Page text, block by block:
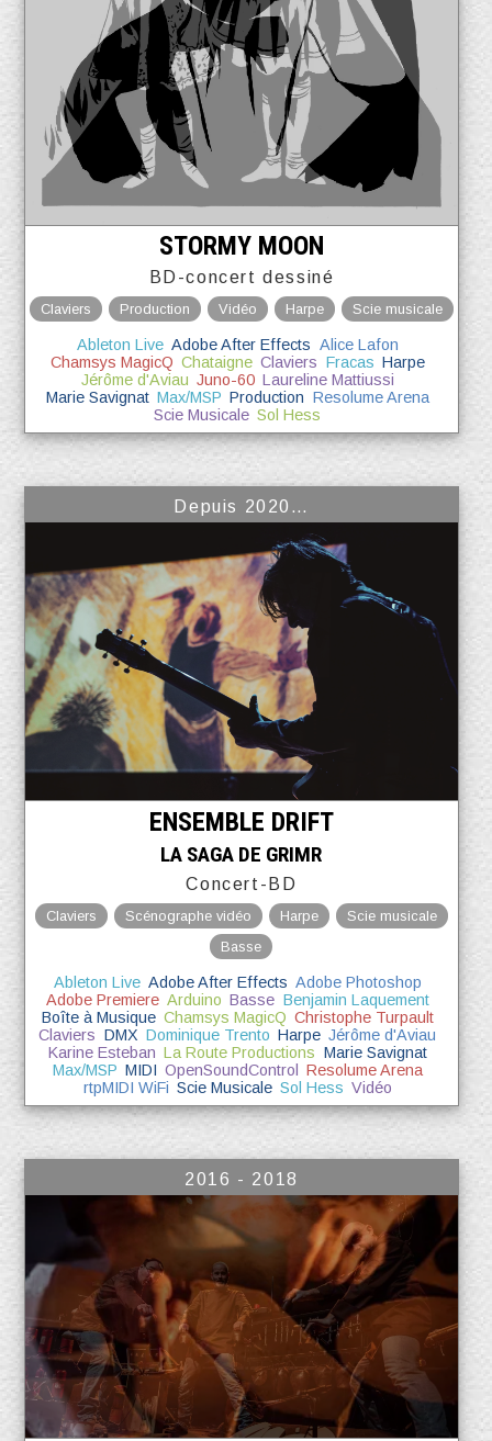
STORMY MOON
BD-concert dessiné
Claviers Production Vidéo Harpe Scie musicale
Ableton Live Adobe After Effects Alice Lafon
Chamsys MagicQ Chataigne Claviers Fracas Harpe
Jérôme d'Aviau Juno-60 Laureline Mattiussi
Marie Savignat Max/MSP Production Resolume Arena
Scie Musicale Sol Hess
Depuis 2020…
ENSEMBLE DRIFT
LA SAGA DE GRIMR
Concert-BD
Claviers Scénographe vidéo Harpe
Scie musicale
Basse
Ableton Live Adobe After Effects Adobe Photoshop
Adobe Premiere Arduino Basse Benjamin Laquement
Boîte à Musique Chamsys MagicQ Christophe Turpault
Claviers DMX Dominique Trento Harpe Jérôme d'Aviau
Karine Esteban La Route Productions Marie Savignat
Max/MSP MIDI OpenSoundControl
Resolume Arena
rtpMIDI WiFi Scie Musicale Sol Hess Vidéo
2016 - 2018